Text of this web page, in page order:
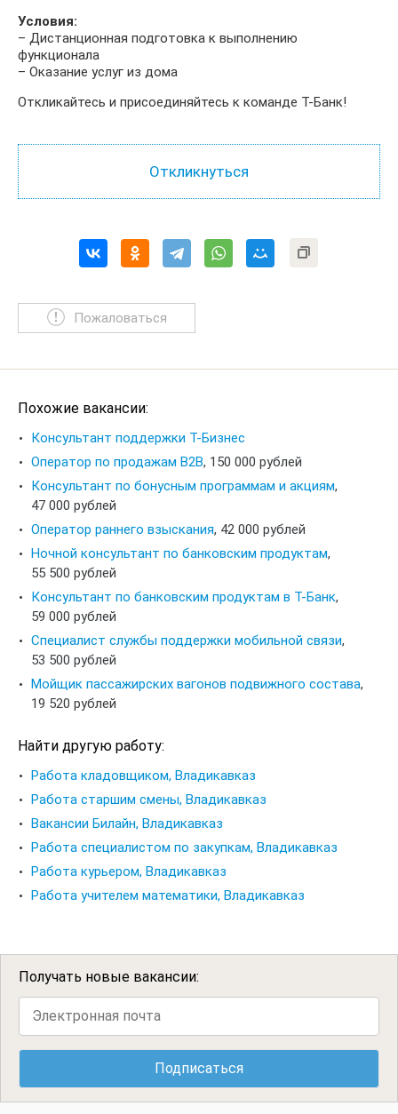
Условия:
– Дистанционная подготовка к выполнению
функционала
– Оказание услуг из дома
Откликайтесь и присоединяйтесь к команде Т-Банк!
Пожаловаться
Похожие вакансии:
Консультант поддержки Т-Бизнес
Оператор по продажам B2B, 150 000 рублей
Консультант по бонусным программам и акциям,
47 000 рублей
Оператор раннего взыскания, 42 000 рублей
Ночной консультант по банковским продуктам,
55 500 рублей
Консультант по банковским продуктам в Т-Банк,
59 000 рублей
Специалист службы поддержки мобильной связи,
53 500 рублей
Мойщик пассажирских вагонов подвижного состава,
19 520 рублей
Найти другую работу:
Работа кладовщиком, Владикавказ
Работа старшим смены, Владикавказ
Вакансии Билайн, Владикавказ
Работа специалистом по закупкам, Владикавказ
Работа курьером, Владикавказ
Работа учителем математики, Владикавказ
Получать новые вакансии: